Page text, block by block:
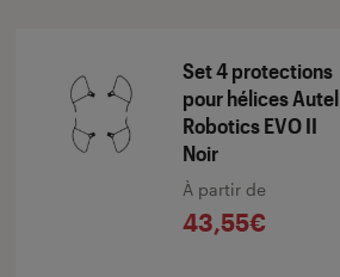
Set 4 protections
pour hélices Autel
Robotics EVO II
Noir
À partir de
43,55€